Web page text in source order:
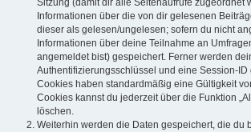
Sitzung (damit dir alle Seitenaufrufe zugeordnet
Informationen über die von dir gelesenen
dieser als gelesen/ungelesen; sofern du nicht
Informationen über deine Teilnahme an
angemeldet bist) gespeichert. Ferner werden
Authentifizierungsschlüssel und eine Session-ID
Cookies haben standardmäßig eine Gültigkeit
Cookies kannst du jederzeit über die Funktion
löschen.
Weiterhin werden die Daten gespeichert, die du